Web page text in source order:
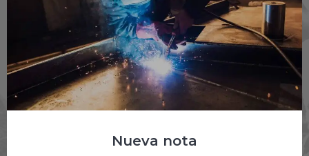
Nueva nota